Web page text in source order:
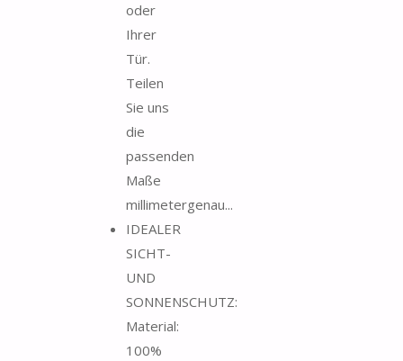
oder
Ihrer
Tür.
Teilen
Sie uns
die
passenden
Maße
millimetergenau...
IDEALER
SICHT-
UND
SONNENSCHUTZ:
Material:
100%